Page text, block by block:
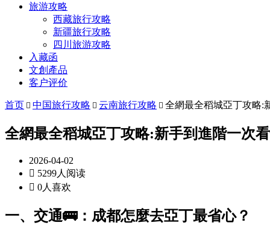
旅游攻略
西藏旅行攻略
新疆旅行攻略
四川旅游攻略
入藏函
文創產品
客户评价
首页  中国旅行攻略  云南旅行攻略  全網最全稻城亞丁攻略:
全網最全稻城亞丁攻略:新手到進階一次
2026-04-02
 5299人阅读
 0人喜欢
一、交通🚌：成都怎麼去亞丁最省心？